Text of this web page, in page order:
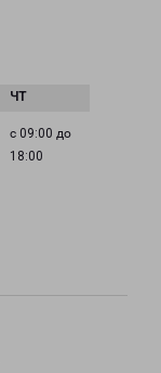
с 09:00 до
18:00